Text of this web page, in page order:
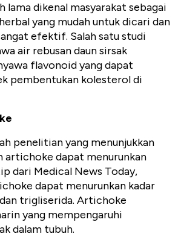
lama dikenal masyarakat sebagai
yang mudah untuk dicari dan
efektif. Salah satu studi
air rebusan daun sirsak
flavonoid yang dapat
pembentukan kolesterol di
penelitian yang menunjukkan
artichoke dapat menurunkan
dari Medical News Today,
dapat menurunkan kadar
trigliserida. Artichoke
yang mempengaruhi
dalam tubuh.